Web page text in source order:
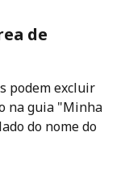
de
podem excluir
na guia "Minha
do nome do